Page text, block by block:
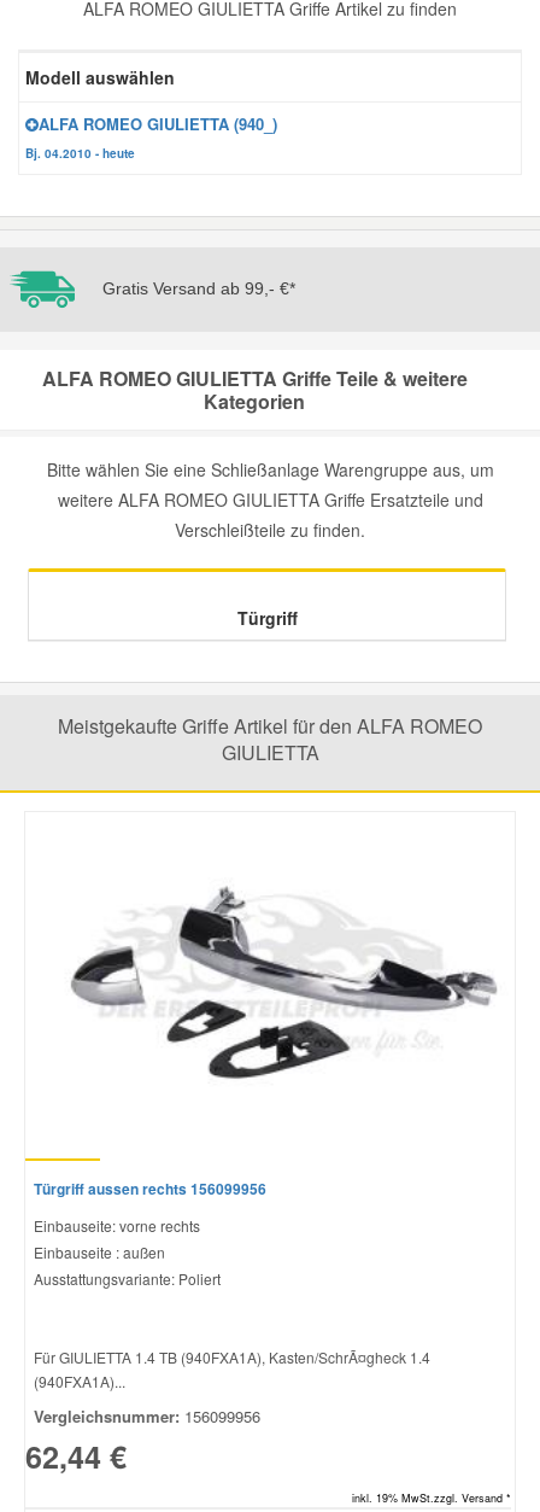
ALFA ROMEO GIULIETTA Griffe Artikel zu finden
Modell auswählen
ALFA ROMEO GIULIETTA (940_)
Bj. 04.2010 - heute
Gratis Versand ab 99,- €*
ALFA ROMEO GIULIETTA Griffe Teile & weitere
Kategorien
Bitte wählen Sie eine Schließanlage Warengruppe aus, um
weitere ALFA ROMEO GIULIETTA Griffe Ersatzteile und
Verschleißteile zu finden.
Türgriff
Meistgekaufte Griffe Artikel für den ALFA ROMEO
GIULIETTA
Türgriff aussen rechts 156099956
Einbauseite: vorne rechts
Einbauseite : außen
Ausstattungsvariante: Poliert
Für GIULIETTA 1.4 TB (940FXA1A), Kasten/SchrÃ¤gheck 1.4
(940FXA1A)...
Vergleichsnummer: 156099956
62,44 €
inkl. 19% MwSt.zzgl. Versand *
Zündanlage und Glühanlage
Jeep Ersatzteile
Lancia Ersatzteile
Mini Ersatzteile
Mitsubishi Ersatzteile
Porsche Ersatzteile
Seat Ersatzteile
Skoda Ersatzteile
Toyota Ersatzteile
Vauxhall Ersatzteile
Volvo Ersatzteile